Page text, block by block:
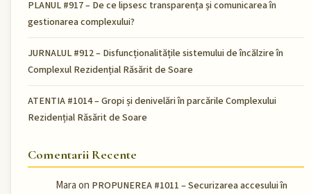
PLANUL #917 – De ce lipsesc transparența și comunicarea în
gestionarea complexului?
JURNALUL #912 – Disfuncționalitățile sistemului de încălzire în
Complexul Rezidențial Răsărit de Soare
ATENTIA #1014 – Gropi și denivelări în parcările Complexului
Rezidențial Răsărit de Soare
Comentarii Recente
Maraon PROPUNEREA #1011 – Securizarea accesului în